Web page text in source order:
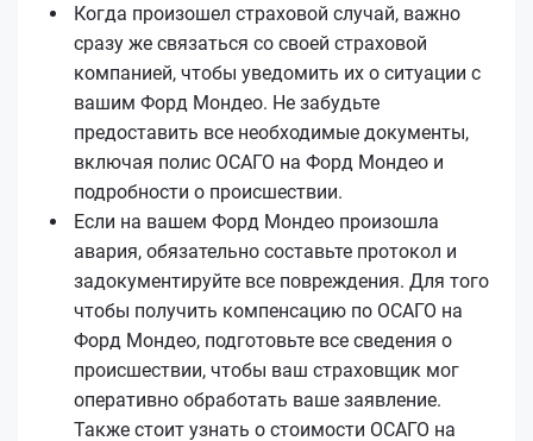
Когда произошел страховой случай, важно
сразу же связаться со своей страховой
компанией, чтобы уведомить их о ситуации с
вашим Форд Мондео. Не забудьте
предоставить все необходимые документы,
включая полис ОСАГО на Форд Мондео и
подробности о происшествии.
Если на вашем Форд Мондео произошла
авария, обязательно составьте протокол и
задокументируйте все повреждения. Для того
чтобы получить компенсацию по ОСАГО на
Форд Мондео, подготовьте все сведения о
происшествии, чтобы ваш страховщик мог
оперативно обработать ваше заявление.
Также стоит узнать о стоимости ОСАГО на